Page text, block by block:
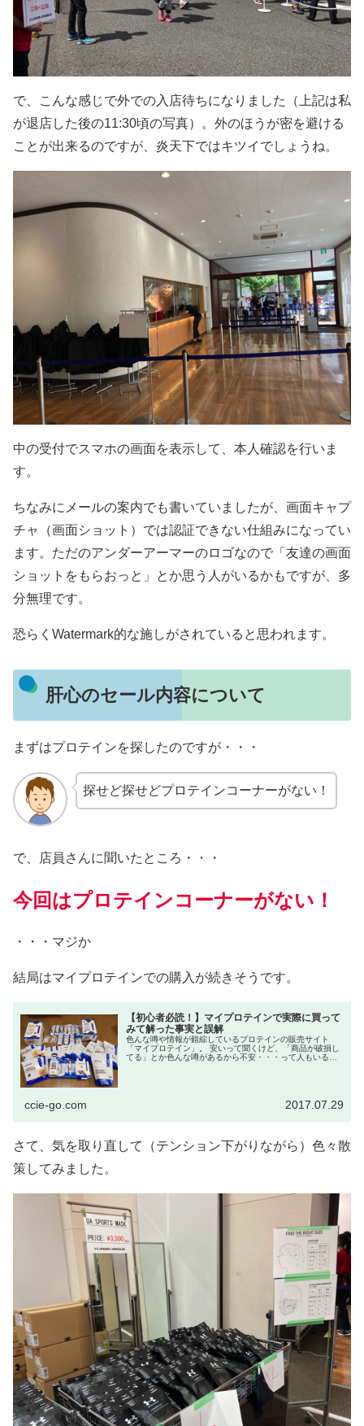
で、こんな感じで外での入店待ちになりました（上記は私
が退店した後の11:30頃の写真）。外のほうが密を避ける
ことが出来るのですが、炎天下ではキツイでしょうね。
中の受付でスマホの画面を表示して、本人確認を行いま
す。
ちなみにメールの案内でも書いていましたが、画面キャプ
チャ（画面ショット）では認証できない仕組みになってい
ます。ただのアンダーアーマーのロゴなので「友達の画面
ショットをもらおっと」とか思う人がいるかもですが、多
分無理です。
恐らくWatermark的な施しがされていると思われます。
肝心のセール内容について
まずはプロテインを探したのですが・・・
探せど探せどプロテインコーナーがない！
で、店員さんに聞いたところ・・・
今回はプロテインコーナーがない！
・・・マジか
結局はマイプロテインでの購入が続きそうです。
【初心者必読！】マイプロテインで実際に買って
みて解った事実と誤解
色んな噂や情報が錯綜しているプロテインの販売サイト
「マイプロテイン」。 安いって聞くけど、「商品が破損し
てる」とか色んな噂があるから不安・・・って人もいるか
ccie-go.com 2017.07.29
さて、気を取り直して（テンション下がりながら）色々散
策してみました。